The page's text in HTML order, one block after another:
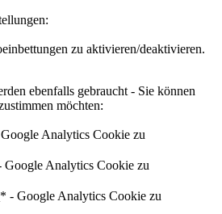
zu aktivieren/deaktivieren.
ebenfalls gebraucht - Sie können
möchten:
Analytics Cookie zu
Analytics Cookie zu
- Google Analytics Cookie zu